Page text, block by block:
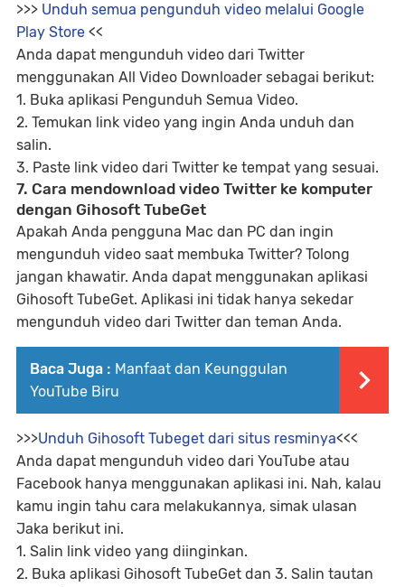
>>> Unduh semua pengunduh video melalui Google
Play Store <<
Anda dapat mengunduh video dari Twitter
menggunakan All Video Downloader sebagai berikut:
1. Buka aplikasi Pengunduh Semua Video.
2. Temukan link video yang ingin Anda unduh dan
salin.
3. Paste link video dari Twitter ke tempat yang sesuai.
7. Cara mendownload video Twitter ke komputer
dengan Gihosoft TubeGet
Apakah Anda pengguna Mac dan PC dan ingin
mengunduh video saat membuka Twitter? Tolong
jangan khawatir. Anda dapat menggunakan aplikasi
Gihosoft TubeGet. Aplikasi ini tidak hanya sekedar
mengunduh video dari Twitter dan teman Anda.
Baca Juga : Manfaat dan Keunggulan
YouTube Biru
>>>Unduh Gihosoft Tubeget dari situs resminya<<<
Anda dapat mengunduh video dari YouTube atau
Facebook hanya menggunakan aplikasi ini. Nah, kalau
kamu ingin tahu cara melakukannya, simak ulasan
Jaka berikut ini.
1. Salin link video yang diinginkan.
2. Buka aplikasi Gihosoft TubeGet dan 3. Salin tautan